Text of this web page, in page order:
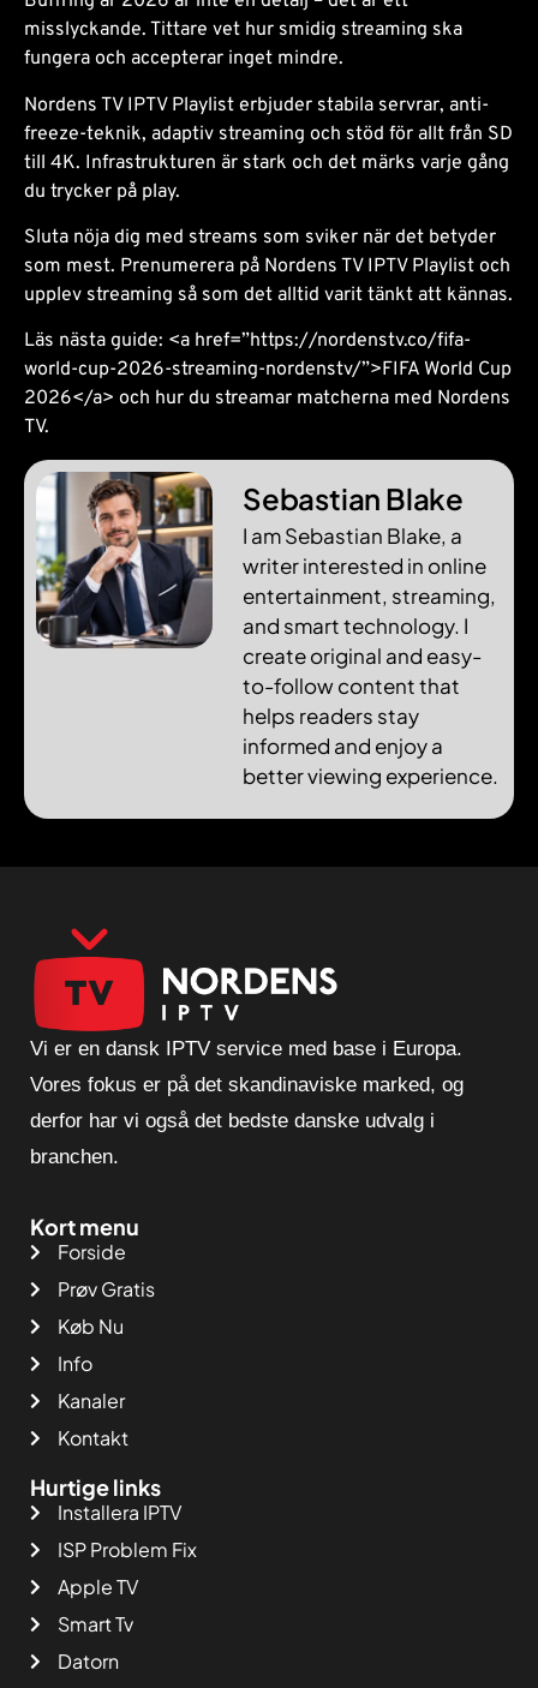
misslyckande. Tittare vet hur smidig streaming ska
fungera och accepterar inget mindre.
Nordens TV IPTV Playlist erbjuder stabila servrar, anti-
freeze-teknik, adaptiv streaming och stöd för allt från SD
till 4K. Infrastrukturen är stark och det märks varje gång
du trycker på play.
Sluta nöja dig med streams som sviker när det betyder
som mest. Prenumerera på Nordens TV IPTV Playlist och
upplev streaming så som det alltid varit tänkt att kännas.
Läs nästa guide: <a href=”https://nordenstv.co/fifa-
world-cup-2026-streaming-nordenstv/”>FIFA World Cup
2026</a> och hur du streamar matcherna med Nordens
TV.
Sebastian Blake
I am Sebastian Blake, a
writer interested in online
entertainment, streaming,
and smart technology. I
create original and easy-
to-follow content that
helps readers stay
informed and enjoy a
better viewing experience.
Vi er en dansk IPTV service med base i Europa.
Vores fokus er på det skandinaviske marked, og
derfor har vi også det bedste danske udvalg i
branchen.
Kort menu
Forside
Prøv Gratis
Køb Nu
Info
Kanaler
Kontakt
Hurtige links
Installera IPTV
ISP Problem Fix
Apple TV
Smart Tv
Datorn